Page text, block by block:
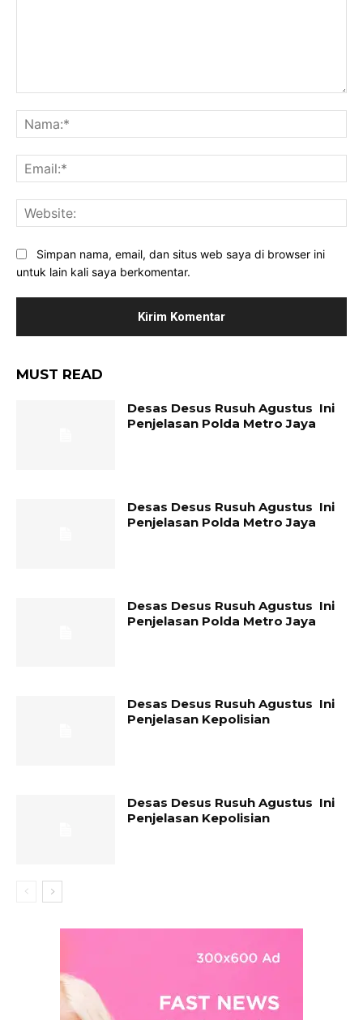
Simpan nama, email, dan situs web saya di browser ini
untuk lain kali saya berkomentar.
MUST READ
Desas Desus Rusuh Agustus Ini
Penjelasan Polda Metro Jaya
Desas Desus Rusuh Agustus Ini
Penjelasan Polda Metro Jaya
Desas Desus Rusuh Agustus Ini
Penjelasan Polda Metro Jaya
Desas Desus Rusuh Agustus Ini
Penjelasan Kepolisian
Desas Desus Rusuh Agustus Ini
Penjelasan Kepolisian